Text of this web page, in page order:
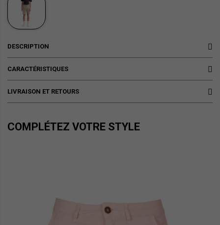
DESCRIPTION
CARACTÉRISTIQUES
LIVRAISON ET RETOURS
COMPLÉTEZ VOTRE STYLE